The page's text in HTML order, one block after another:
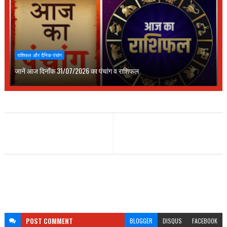
राशिफल और दैनिक पंचांग
जानें आज दिनाँक 31/07/2026 का पंचांग व राशिफल
POST COMMENT BLOGGER DISQUS FACEBOOK